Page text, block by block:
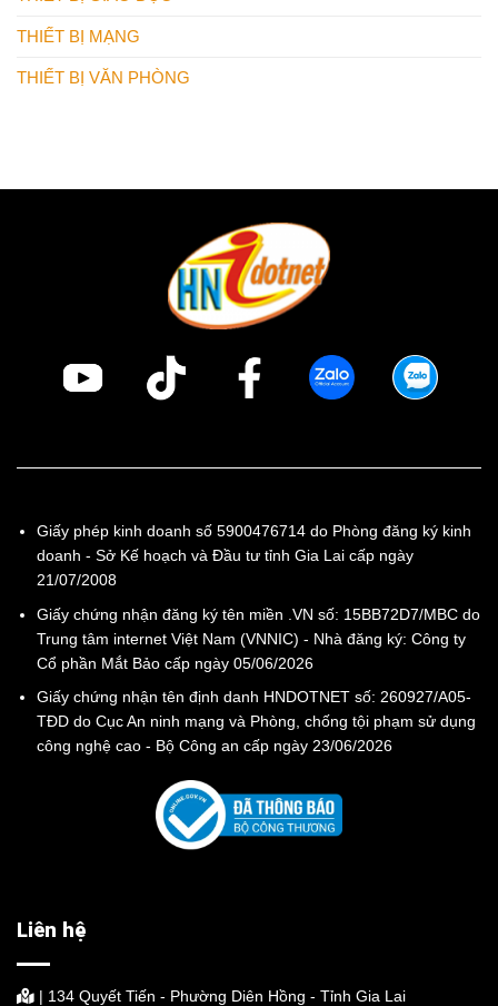
THIẾT BỊ MẠNG
THIẾT BỊ VĂN PHÒNG
Giấy phép kinh doanh số 5900476714 do Phòng đăng ký kinh
doanh - Sở Kế hoạch và Đầu tư tỉnh Gia Lai cấp ngày
21/07/2008
Giấy chứng nhận đăng ký tên miền .VN số: 15BB72D7/MBC do
Trung tâm internet Việt Nam (VNNIC) - Nhà đăng ký: Công ty
Cổ phần Mắt Bảo cấp ngày 05/06/2026
Giấy chứng nhận tên định danh HNDOTNET số: 260927/A05-
TĐD do Cục An ninh mạng và Phòng, chống tội phạm sử dụng
công nghệ cao - Bộ Công an cấp ngày 23/06/2026
Liên hệ
| 134 Quyết Tiến - Phường Diên Hồng - Tỉnh Gia Lai